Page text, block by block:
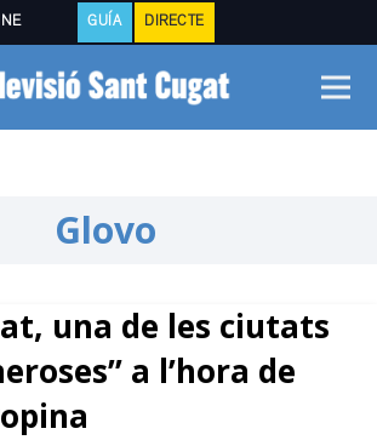
GUÍA DIRECTE
Glovo
una de les ciutats
a l’hora de